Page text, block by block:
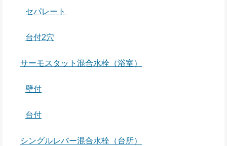
セパレート
台付2穴
サーモスタット混合水栓（浴室）
壁付
台付
シングルレバー混合水栓（台所）